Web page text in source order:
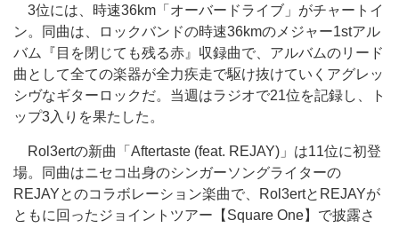
3位には、時速36km「オーバードライブ」がチャートイ
ン。同曲は、ロックバンドの時速36kmのメジャー1stアル
バム『目を閉じても残る赤』収録曲で、アルバムのリード
曲として全ての楽器が全力疾走で駆け抜けていくアグレッ
シヴなギターロックだ。当週はラジオで21位を記録し、ト
ップ3入りを果たした。
Rol3ertの新曲「Aftertaste (feat. REJAY)」は11位に初登
場。同曲はニセコ出身のシンガーソングライターの
REJAYとのコラボレーション楽曲で、Rol3ertとREJAYが
ともに回ったジョイントツアー【Square One】で披露さ